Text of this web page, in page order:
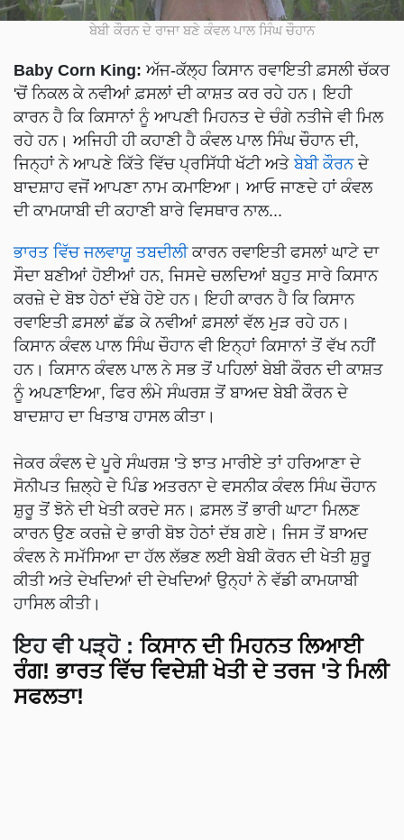
ਬੇਬੀ ਕੌਰਨ ਦੇ ਰਾਜਾ ਬਣੇ ਕੰਵਲ ਪਾਲ ਸਿੰਘ ਚੌਹਾਨ
Baby Corn King: ਅੱਜ-ਕੱਲ੍ਹ ਕਿਸਾਨ ਰਵਾਇਤੀ ਫ਼ਸਲੀ ਚੱਕਰ
'ਚੋਂ ਨਿਕਲ ਕੇ ਨਵੀਆਂ ਫ਼ਸਲਾਂ ਦੀ ਕਾਸ਼ਤ ਕਰ ਰਹੇ ਹਨ। ਇਹੀ
ਕਾਰਨ ਹੈ ਕਿ ਕਿਸਾਨਾਂ ਨੂੰ ਆਪਣੀ ਮਿਹਨਤ ਦੇ ਚੰਗੇ ਨਤੀਜੇ ਵੀ ਮਿਲ
ਰਹੇ ਹਨ। ਅਜਿਹੀ ਹੀ ਕਹਾਣੀ ਹੈ ਕੰਵਲ ਪਾਲ ਸਿੰਘ ਚੌਹਾਨ ਦੀ,
ਜਿਨ੍ਹਾਂ ਨੇ ਆਪਣੇ ਕਿੱਤੇ ਵਿੱਚ ਪ੍ਰਸਿੱਧੀ ਖੱਟੀ ਅਤੇਬੇਬੀ ਕੌਰਨਦੇ
ਬਾਦਸ਼ਾਹ ਵਜੋਂ ਆਪਣਾ ਨਾਮ ਕਮਾਇਆ। ਆਓ ਜਾਣਦੇ ਹਾਂ ਕੰਵਲ
ਦੀ ਕਾਮਯਾਬੀ ਦੀ ਕਹਾਣੀ ਬਾਰੇ ਵਿਸਥਾਰ ਨਾਲ...
ਭਾਰਤ ਵਿੱਚ ਜਲਵਾਯੂ ਤਬਦੀਲੀਕਾਰਨ ਰਵਾਇਤੀ ਫਸਲਾਂ ਘਾਟੇ ਦਾ
ਸੌਦਾ ਬਣੀਆਂ ਹੋਈਆਂ ਹਨ, ਜਿਸਦੇ ਚਲਦਿਆਂ ਬਹੁਤ ਸਾਰੇ ਕਿਸਾਨ
ਕਰਜ਼ੇ ਦੇ ਬੋਝ ਹੇਠਾਂ ਦੱਬੇ ਹੋਏ ਹਨ। ਇਹੀ ਕਾਰਨ ਹੈ ਕਿ ਕਿਸਾਨ
ਰਵਾਇਤੀ ਫ਼ਸਲਾਂ ਛੱਡ ਕੇ ਨਵੀਆਂ ਫ਼ਸਲਾਂ ਵੱਲ ਮੁੜ ਰਹੇ ਹਨ।
ਕਿਸਾਨ ਕੰਵਲ ਪਾਲ ਸਿੰਘ ਚੌਹਾਨ ਵੀ ਇਨ੍ਹਾਂ ਕਿਸਾਨਾਂ ਤੋਂ ਵੱਖ ਨਹੀਂ
ਹਨ। ਕਿਸਾਨ ਕੰਵਲ ਪਾਲ ਨੇ ਸਭ ਤੋਂ ਪਹਿਲਾਂ ਬੇਬੀ ਕੌਰਨ ਦੀ ਕਾਸ਼ਤ
ਨੂੰ ਅਪਣਾਇਆ, ਫਿਰ ਲੰਮੇ ਸੰਘਰਸ਼ ਤੋਂ ਬਾਅਦ ਬੇਬੀ ਕੌਰਨ ਦੇ
ਬਾਦਸ਼ਾਹ ਦਾ ਖਿਤਾਬ ਹਾਸਲ ਕੀਤਾ।
ਜੇਕਰ ਕੰਵਲ ਦੇ ਪੂਰੇ ਸੰਘਰਸ਼ 'ਤੇ ਝਾਤ ਮਾਰੀਏ ਤਾਂ ਹਰਿਆਣਾ ਦੇ
ਸੋਨੀਪਤ ਜ਼ਿਲ੍ਹੇ ਦੇ ਪਿੰਡ ਅਤਰਨਾ ਦੇ ਵਸਨੀਕ ਕੰਵਲ ਸਿੰਘ ਚੌਹਾਨ
ਸ਼ੁਰੂ ਤੋਂ ਝੋਨੇ ਦੀ ਖੇਤੀ ਕਰਦੇ ਸਨ। ਫ਼ਸਲ ਤੋਂ ਭਾਰੀ ਘਾਟਾ ਮਿਲਣ
ਕਾਰਨ ਉਣ ਕਰਜ਼ੇ ਦੇ ਭਾਰੀ ਬੋਝ ਹੇਠਾਂ ਦੱਬ ਗਏ। ਜਿਸ ਤੋਂ ਬਾਅਦ
ਕੰਵਲ ਨੇ ਸਮੱਸਿਆ ਦਾ ਹੱਲ ਲੱਭਣ ਲਈ ਬੇਬੀ ਕੋਰਨ ਦੀ ਖੇਤੀ ਸ਼ੁਰੂ
ਕੀਤੀ ਅਤੇ ਦੇਖਦਿਆਂ ਦੀ ਦੇਖਦਿਆਂ ਉਨ੍ਹਾਂ ਨੇ ਵੱਡੀ ਕਾਮਯਾਬੀ
ਹਾਸਿਲ ਕੀਤੀ।
ਇਹ ਵੀ ਪੜ੍ਹੋ : ਕਿਸਾਨ ਦੀ ਮਿਹਨਤ ਲਿਆਈ
ਰੰਗ! ਭਾਰਤ ਵਿੱਚ ਵਿਦੇਸ਼ੀ ਖੇਤੀ ਦੇ ਤਰਜ 'ਤੇ ਮਿਲੀ
ਸਫਲਤਾ!